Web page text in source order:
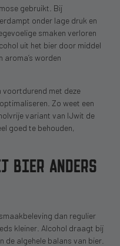
gebruikt. Bij
onder lage druk en
smaken verloren
uit het bier door middel
aroma’s worden
voortdurend met deze
Zo weet een
variant van IJwit de
goed te behouden,
BIER ANDERS
dan regulier
kleiner. Alcohol draagt bij
de algehele balans van bier.